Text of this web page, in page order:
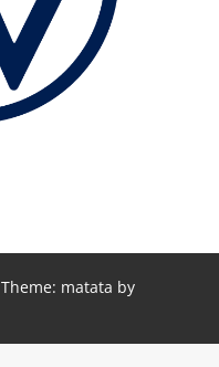
Theme: matata by